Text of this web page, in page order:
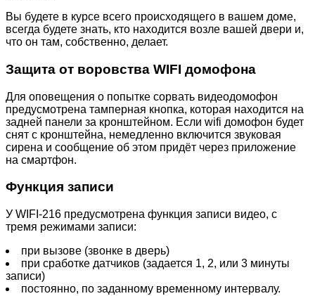
Вы будете в курсе всего происходящего в вашем доме,
всегда будете знать, кто находится возле вашей двери и,
что он там, собственно, делает.
Защита от воровства WIFI домофона
Для оповещения о попытке сорвать видеодомофон
предусмотрена тамперная кнопка, которая находится на
задней панели за кронштейном. Если wifi домофон будет
снят с кронштейна, немедленно включится звуковая
сирена и сообщение об этом придёт через приложение
на смартфон.
Функция записи
У WIFI-216 предусмотрена функция записи видео, с
тремя режимами записи:
при вызове (звонке в дверь)
при сработке датчиков (задается 1, 2, или 3 минуты
записи)
постоянно, по заданному временному интервалу.